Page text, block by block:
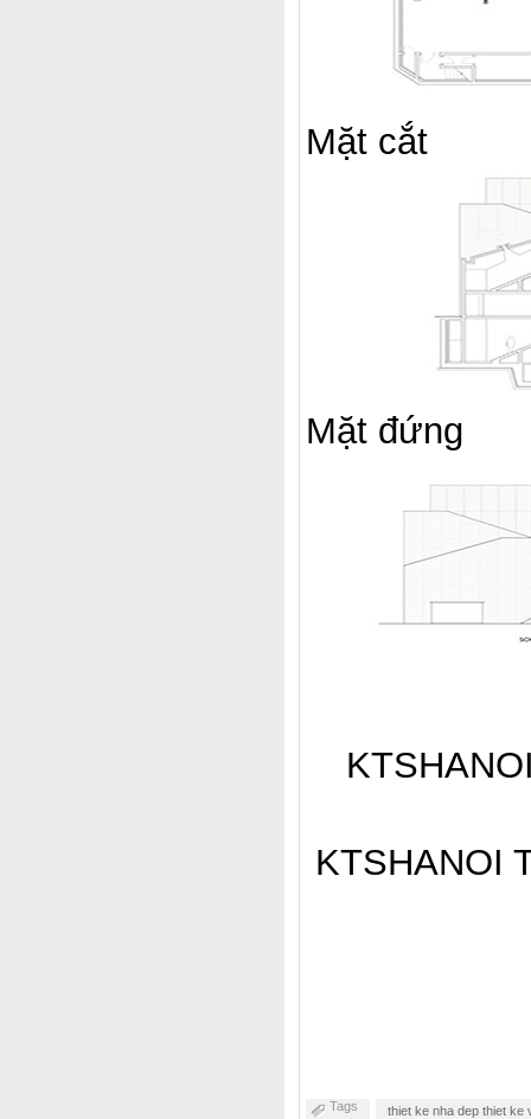
Mặt cắt
Mặt đứng
KTSHANOI
Tags thiet ke nha dep thiet ke